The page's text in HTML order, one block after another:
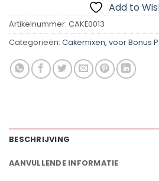
Add to
Artikelnummer: CAKE0013
Categorieën: Cakemixen, voor Bonus
BESCHRIJVING
AANVULLENDE INFORMATIE